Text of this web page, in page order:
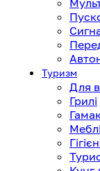
Туризм
Для
Грилі